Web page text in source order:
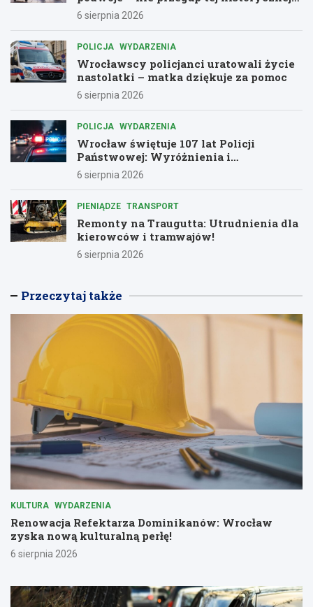
przygody!
6 sierpnia 2026
POLICJA WYDARZENIA
Wrocławscy policjanci uratowali życie
nastolatki – matka dziękuje za pomoc
6 sierpnia 2026
POLICJA WYDARZENIA
Wrocław świętuje 107 lat Policji
Państwowej: Wyróżnienia i
podziękowania dla bohaterów służby
6 sierpnia 2026
PIENIĄDZE TRANSPORT
Remonty na Traugutta: Utrudnienia dla
kierowców i tramwajów!
6 sierpnia 2026
Przeczytaj także
KULTURA WYDARZENIA
Renowacja Refektarza Dominikanów: Wrocław
zyska nową kulturalną perłę!
6 sierpnia 2026